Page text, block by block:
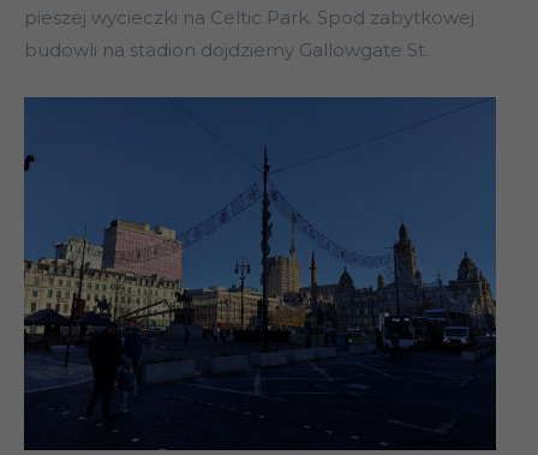
pieszej wycieczki na Celtic Park. Spod zabytkowej
budowli na stadion dojdziemy Gallowgate St.